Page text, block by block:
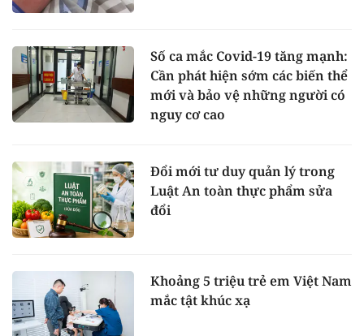
Số ca mắc Covid-19 tăng mạnh:
Cần phát hiện sớm các biến thể
mới và bảo vệ những người có
nguy cơ cao
Đổi mới tư duy quản lý trong
Luật An toàn thực phẩm sửa
đổi
Khoảng 5 triệu trẻ em Việt Nam
mắc tật khúc xạ